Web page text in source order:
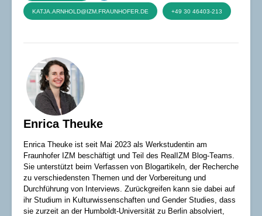
KATJA.ARNHOLD@IZM.FRAUNHOFER.DE +49 30 46403-213
Enrica Theuke
Enrica Theuke ist seit Mai 2023 als Werkstudentin am
Fraunhofer IZM beschäftigt und Teil des RealIZM Blog-Teams.
Sie unterstützt beim Verfassen von Blogartikeln, der Recherche
zu verschiedensten Themen und der Vorbereitung und
Durchführung von Interviews. Zurückgreifen kann sie dabei auf
ihr Studium in Kulturwissenschaften und Gender Studies, dass
sie zurzeit an der Humboldt-Universität zu Berlin absolviert,